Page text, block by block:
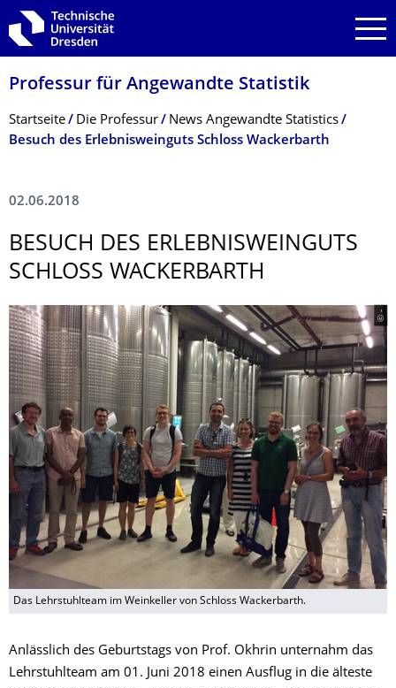
Zur Hauptnavigation springen
Zur Suche springen
Zum Inhalt springen
Professur für Angewandte Statistik
Breadcrumb-Menü
Startseite Die Professur
News Angewandte Statistics
Besuch des Erlebnisweinguts Schloss Wackerbarth
02.06.2018
BESUCH DES ERLEBNISWEIN­GUTS
SCHLOSS WACKERBARTH
© -
Das Lehrstuhlteam im Weinkeller von Schloss Wackerbarth.
Anlässlich des Geburtstags von Prof. Okhrin unternahm das
Lehrstuhlteam am 01. Juni 2018 einen Ausflug in die älteste